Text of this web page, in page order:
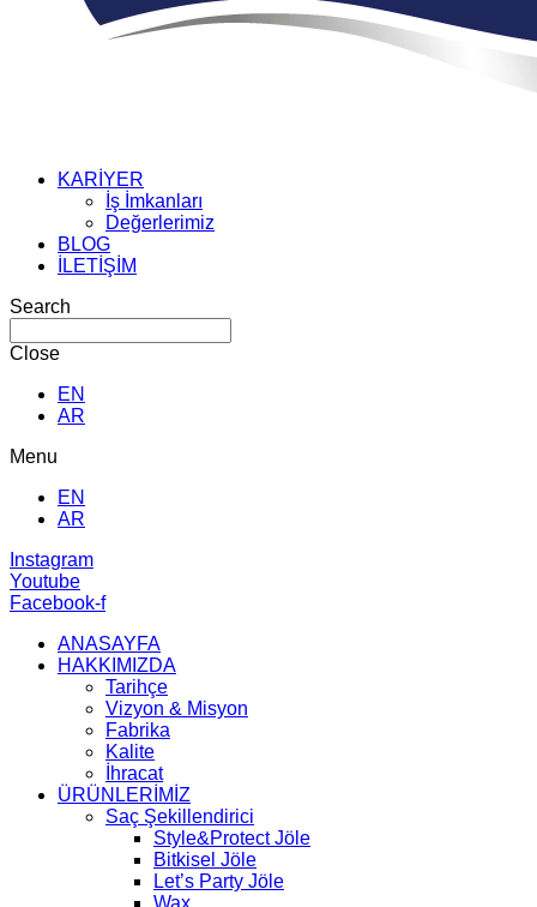
KARİYER
İş İmkanları
Değerlerimiz
BLOG
İLETİŞİM
Search
Close
EN
AR
Menu
EN
AR
Instagram
Youtube
Facebook-f
ANASAYFA
HAKKIMIZDA
Tarihçe
Vizyon & Misyon
Fabrika
Kalite
İhracat
ÜRÜNLERİMİZ
Saç Şekillendirici
Style&Protect Jöle
Bitkisel Jöle
Let’s Party Jöle
Wax